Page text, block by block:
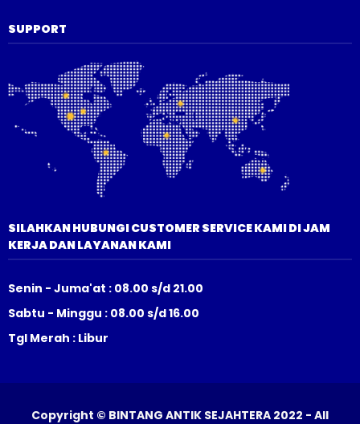
SUPPORT
SILAHKAN HUBUNGI CUSTOMER SERVICE KAMI DI JAM
KERJA DAN LAYANAN KAMI
Senin - Juma'at : 08.00 s/d 21.00
Sabtu - Minggu : 08.00 s/d 16.00
Tgl Merah : Libur
Copyright © BINTANG ANTIK SEJAHTERA 2022 - All